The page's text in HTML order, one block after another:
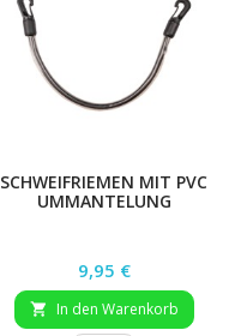
SCHWEIFRIEMEN MIT PVC
UMMANTELUNG
Preis
9,95 €
 In den Warenkorb